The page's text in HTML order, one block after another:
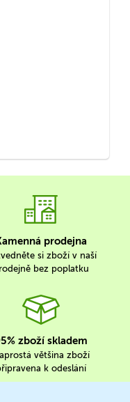
prodejna
si zboží v naší
bez poplatku
zboží skladem
většina zboží
k odeslání